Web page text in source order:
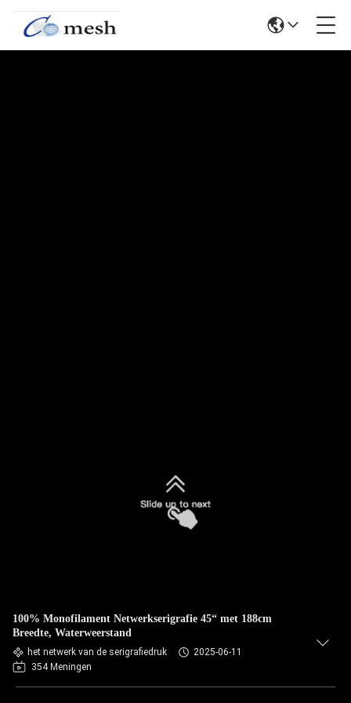
100% Monofilament Netwerkserigrafie 45“ met 188cm
Breedte, Waterweerstand
het netwerk van de serigrafiedruk
2025-06-11
354 Meningen